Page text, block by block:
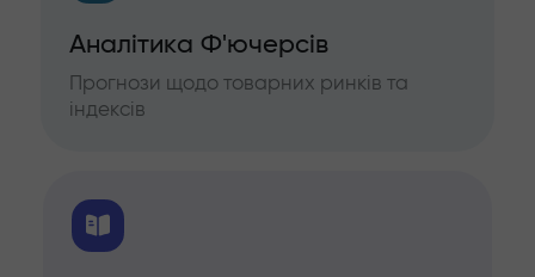
Аналітика Ф'ючерсів
Прогнози щодо товарних ринків та
індексів